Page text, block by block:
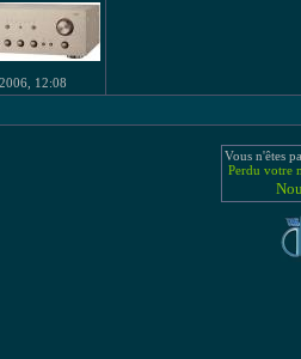
12:08
Vous n'êtes
Perdu votre